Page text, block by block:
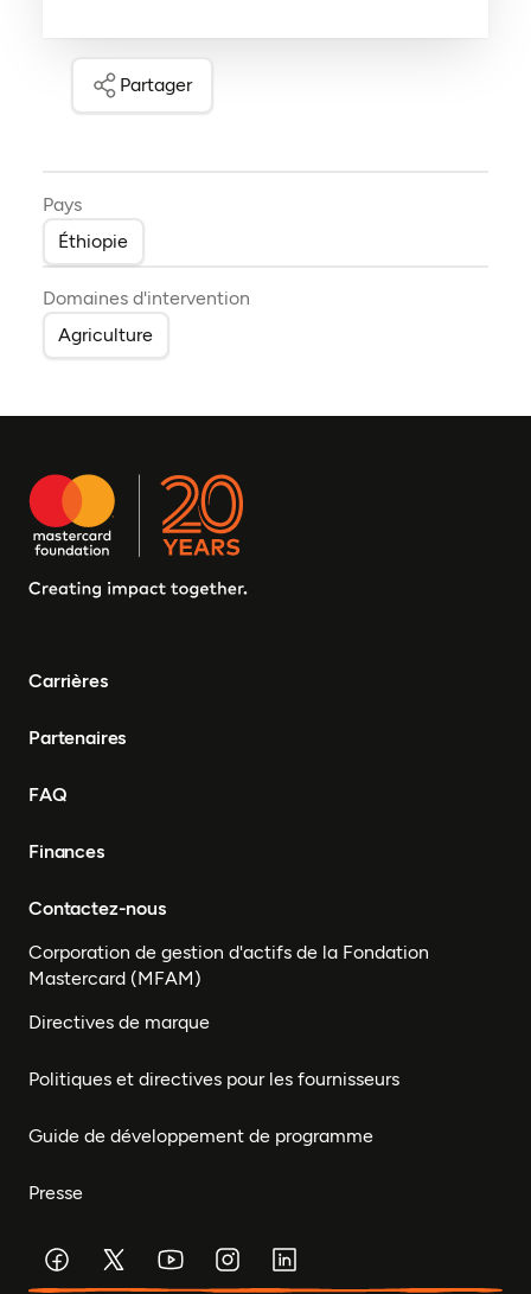
Partager
Pays
Éthiopie
Domaines d'intervention
Agriculture
Carrières
Partenaires
FAQ
Finances
Contactez-nous
Corporation de gestion d'actifs de la Fondation
Mastercard (MFAM)
Directives de marque
Politiques et directives pour les fournisseurs
Guide de développement de programme
Presse